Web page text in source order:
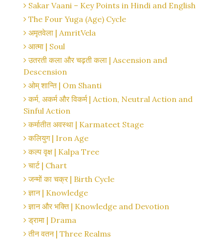
Sakar Vaani – Key Points in Hindi and English
The Four Yuga (Age) Cycle
अमृतवेला | AmritVela
आत्मा | Soul
उतरती कला और चढ़ती कला | Ascension and
Descension
ओम् शान्ति | Om Shanti
कर्म, अकर्म और विकर्म | Action, Neutral Action and
Sinful Action
कर्मातीत अवस्था | Karmateet Stage
कलियुग | Iron Age
कल्प वृक्ष | Kalpa Tree
चार्ट | Chart
जन्मों का चक्र | Birth Cycle
ज्ञान | Knowledge
ज्ञान और भक्ति | Knowledge and Devotion
ड्रामा | Drama
तीन वतन | Three Realms